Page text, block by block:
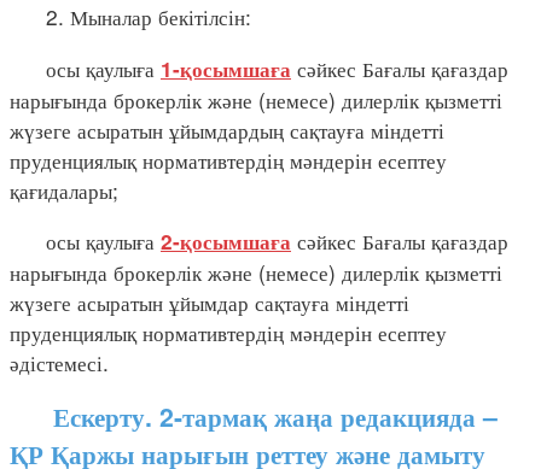
2. Мыналар бекітілсін:
осы қаулыға 1-қосымшаға сәйкес Бағалы қағаздар
нарығында брокерлік және (немесе) дилерлік қызметті
жүзеге асыратын ұйымдардың сақтауға міндетті
пруденциялық нормативтердің мәндерін есептеу
қағидалары;
осы қаулыға 2-қосымшаға сәйкес Бағалы қағаздар
нарығында брокерлік және (немесе) дилерлік қызметті
жүзеге асыратын ұйымдар сақтауға міндетті
пруденциялық нормативтердің мәндерін есептеу
әдістемесі.
Ескерту. 2-тармақ жаңа редакцияда –
ҚР Қаржы нарығын реттеу және дамыту